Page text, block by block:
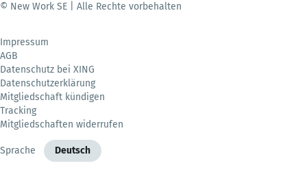
© New Work SE | Alle Rechte vorbehalten
Impressum
AGB
Datenschutz bei XING
Datenschutzerklärung
Mitgliedschaft kündigen
Tracking
Mitgliedschaften widerrufen
Sprache Deutsch